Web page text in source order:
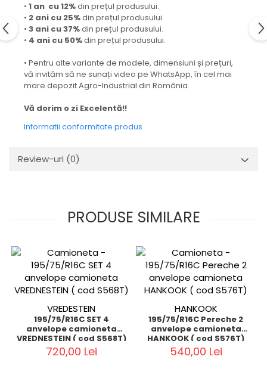
• 1 an cu 12%din prețul produsului.
• 2 ani cu 25%din prețul produsului.
• 3 ani cu 37%din prețul produsului.
• 4 ani cu 50%din prețul produsului.
• Pentru alte variante de modele, dimensiuni și prețuri,
vă invităm să ne sunați video pe WhatsApp, în cel mai
mare depozit Agro-Industrial din România.
Vă dorim o zi Excelentă!!
Informatii conformitate produs
Review-uri (0)
PRODUSE SIMILARE
VREDESTEIN
195/75/R16C SET 4
anvelope camioneta
VREDNESTEIN ( cod S568T)
720,00 Lei
HANKOOK
195/75/R16C Pereche 2
anvelope camioneta
HANKOOK ( cod S576T)
540,00 Lei